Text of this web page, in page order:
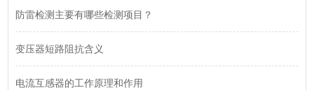
防雷检测主要有哪些检测项目？
变压器短路阻抗含义
电流互感器的工作原理和作用